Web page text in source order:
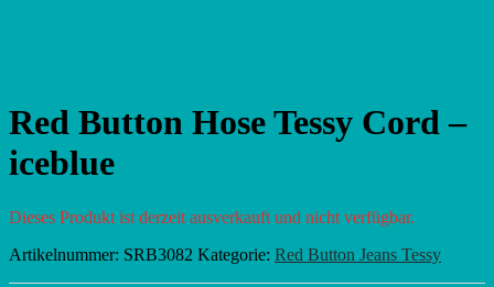
Red Button Hose Tessy Cord –
iceblue
Dieses Produkt ist derzeit ausverkauft und nicht verfügbar.
Artikelnummer: SRB3082 Kategorie: Red Button Jeans Tessy